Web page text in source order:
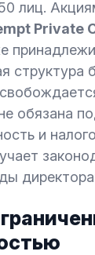
лиц.
Private
структура
обязана
и